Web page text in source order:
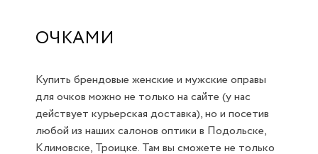
ОЧКАМИ
Купить брендовые женские и мужские оправы
для очков можно не только на сайте (у нас
действует курьерская доставка), но и посетив
любой из наших салонов оптики в Подольске,
Климовске, Троицке. Там вы сможете не только